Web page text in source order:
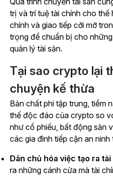
trị và trí tuệ tài chính cho thế
chính và giao tiếp cởi mở
trọng để chuẩn bị cho
quản lý tài sản.
Tại sao crypto lại
chuyện kế thừa
Bản chất phi tập trung, tiềm
thế độc đáo của crypto so
như cổ phiếu, bất động sản
các gia đình tiếp cận an ninh
Dân chủ hóa việc tạo ra tài
ra những cánh cửa mà tài